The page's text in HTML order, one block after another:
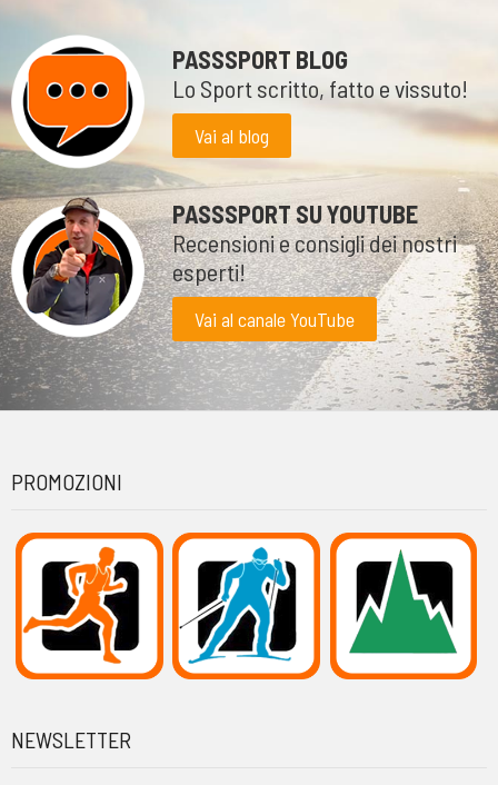
PASSSPORT BLOG
Lo Sport scritto, fatto e vissuto!
Vai al blog
PASSSPORT SU YOUTUBE
Recensioni e consigli dei nostri
esperti!
Vai al canale YouTube
PROMOZIONI
NEWSLETTER